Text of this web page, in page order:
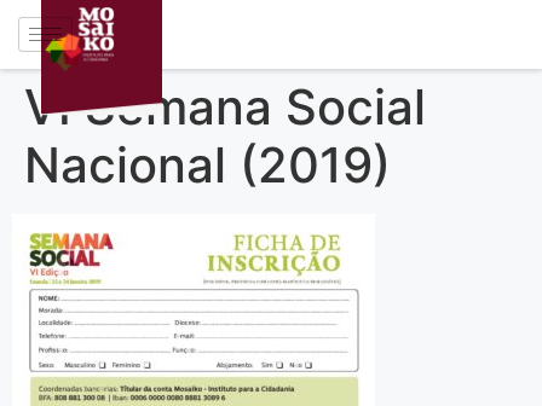
VI Semana Social
Nacional (2019)